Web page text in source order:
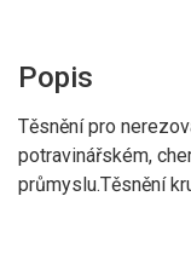
Popis
Těsnění pro
potravinářském,
průmyslu.Těsnění